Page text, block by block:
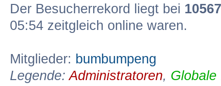
Der Besucherrekord liegt bei 10567
05:54 zeitgleich online waren.
Mitglieder: bumbumpeng
Legende:Administratoren, Globale